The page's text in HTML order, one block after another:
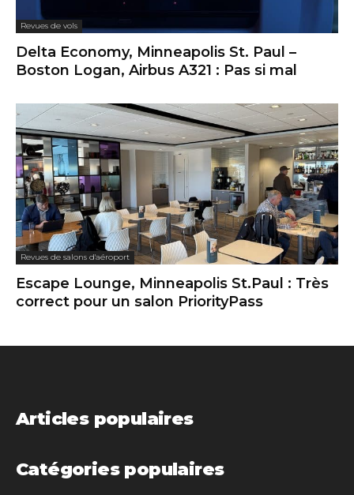
Revues de vols
Delta Economy, Minneapolis St. Paul –
Boston Logan, Airbus A321 : Pas si mal
Revues de salons d'aéroport
Escape Lounge, Minneapolis St.Paul : Très
correct pour un salon PriorityPass
Articles populaires
Catégories populaires